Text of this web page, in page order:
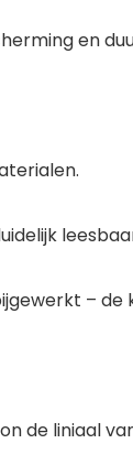
en
–
de liniaal